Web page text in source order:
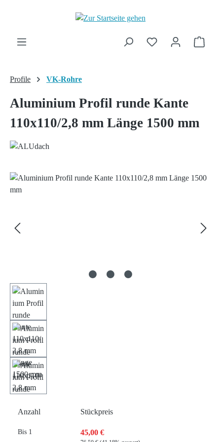
Zum Hauptinhalt springen
Profile VK-Rohre
Aluminium Profil runde Kante
110x110/2,8 mm Länge 1500 mm
Bildergalerie überspringen
Anzahl Stückpreis
Bis 1 45,00 €